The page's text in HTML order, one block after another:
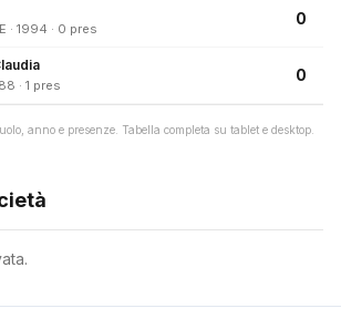
· 1994 · 0 pres
0
· 1 pres
0
anno e presenze. Tabella completa su tablet e desktop.